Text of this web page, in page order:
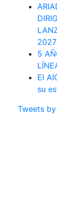
2027
5
El
su
Tweets by